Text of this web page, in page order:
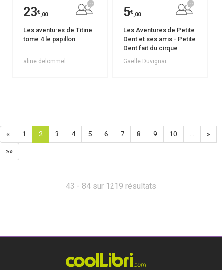
23€,00
Les aventures de Titine
tome 4 le papillon
aline delommel
5€,00
Les Aventures de Petite
Dent et ses amis - Petite
Dent fait du cirque
Gaelle Duvignau
« 1 2 3 4 5 6 7 8 9 10 …
»
»»
43 - 84 sur 1219 résultats